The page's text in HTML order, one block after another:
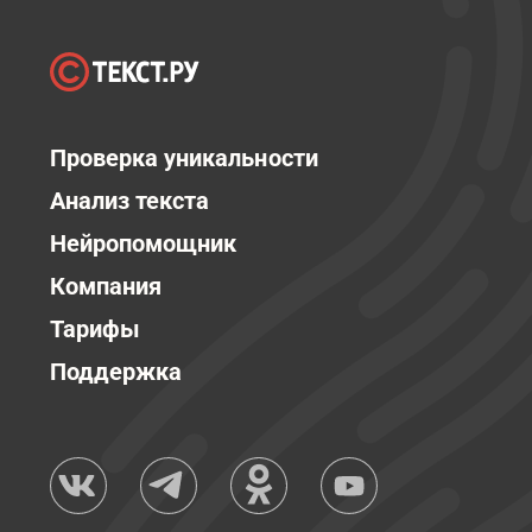
Проверка уникальности
Анализ текста
Нейропомощник
Компания
Тарифы
Поддержка